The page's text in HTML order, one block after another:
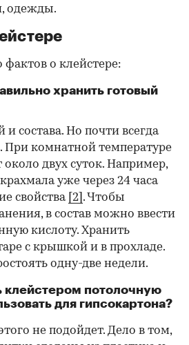
одежды.
о клейстере:
хранить готовый
и состава. Но почти всегда
При комнатной температуре
около двух суток. Например,
уже через 24 часа
свойства [2] . Чтобы
в состав можно ввести
кислоту. Хранить
с крышкой и в прохладе.
одну-две недели.
клейстером потолочную
для гипсокартона?
не подойдет. Дело в том,